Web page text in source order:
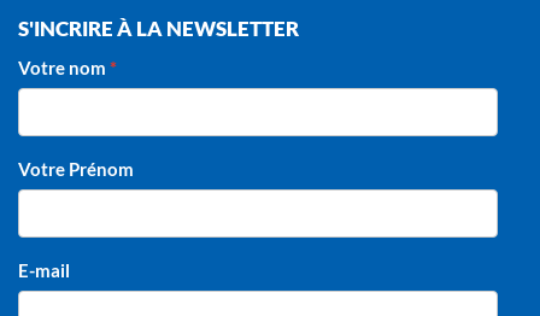
S'INCRIRE À LA NEWSLETTER
Votre nom
Votre Prénom
E-mail